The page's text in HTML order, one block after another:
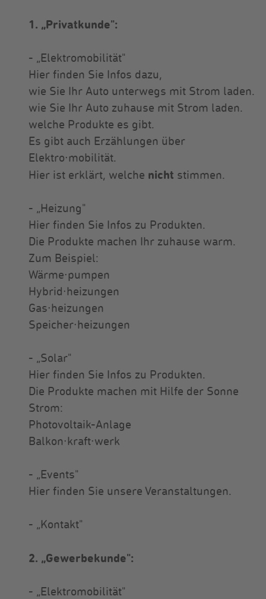
1. „Privatkunde":
- „Elektromobilität"
Hier finden Sie Infos dazu,
wie Sie Ihr Auto unterwegs mit Strom laden.
wie Sie Ihr Auto zuhause mit Strom laden.
welche Produkte es gibt.
Es gibt auch Erzählungen über
Elektro∙mobilität.
Hier ist erklärt, welche nicht stimmen.
- „Heizung"
Hier finden Sie Infos zu Produkten.
Die Produkte machen Ihr zuhause warm.
Zum Beispiel:
Wärme∙pumpen
Hybrid∙heizungen
Gas∙heizungen
Speicher∙heizungen
- „Solar"
Hier finden Sie Infos zu Produkten.
Die Produkte machen mit Hilfe der Sonne
Strom:
Photovoltaik-Anlage
Balkon∙kraft∙werk
- „Events"
Hier finden Sie unsere Veranstaltungen.
- „Kontakt"
2. „Gewerbekunde":
- „Elektromobilität"